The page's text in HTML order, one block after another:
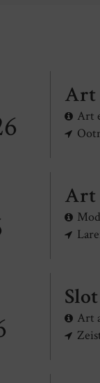
Art
Art
Art
Art